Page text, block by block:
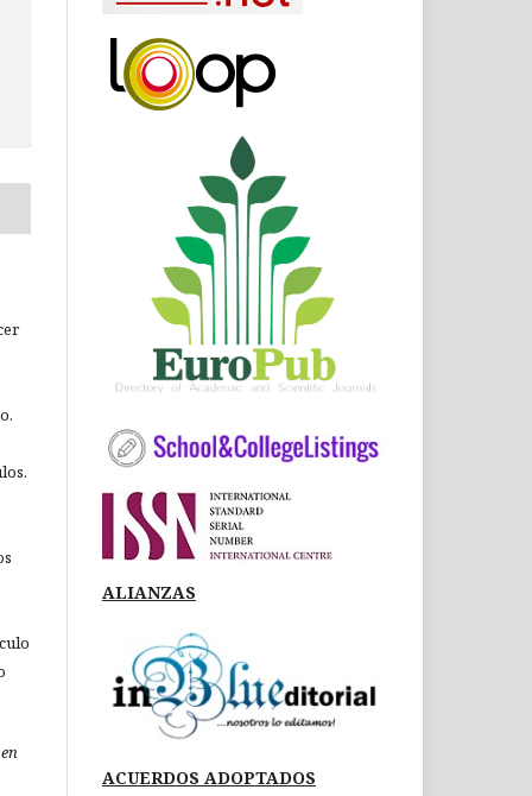
ALIANZAS
ACUERDOS ADOPTADOS